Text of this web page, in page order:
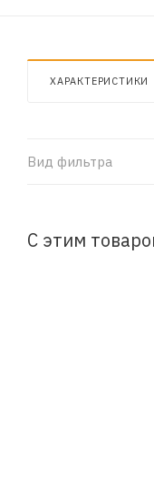
ХАРАКТЕРИСТИКИ
Вид фильтра
С этим